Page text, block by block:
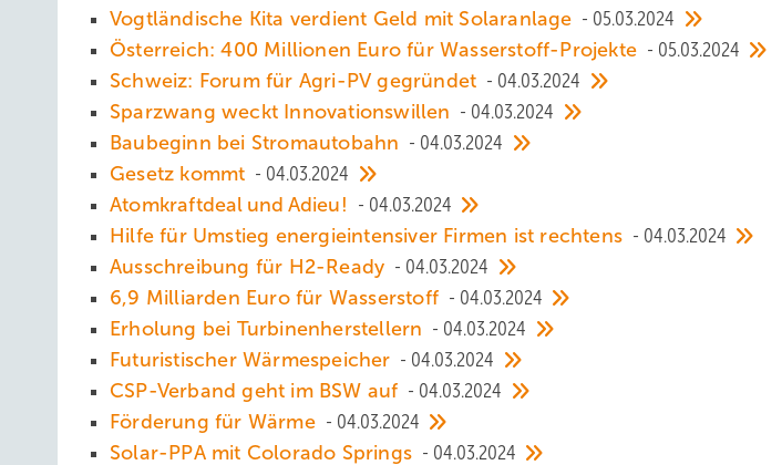
Vogtländische Kita verdient Geld mit Solaranlage
05.03.2024
Österreich: 400 Millionen Euro für Wasserstoff-Projekte
05.03.2024
Schweiz: Forum für Agri-PV gegründet
04.03.2024
Sparzwang weckt Innovationswillen
04.03.2024
Baubeginn bei Stromautobahn
04.03.2024
Gesetz kommt
04.03.2024
Atomkraftdeal und Adieu!
04.03.2024
Hilfe für Umstieg energieintensiver Firmen ist rechtens
04.03.2024
Ausschreibung für H2-Ready
04.03.2024
6,9 Milliarden Euro für Wasserstoff
04.03.2024
Erholung bei Turbinenherstellern
04.03.2024
Futuristischer Wärmespeicher
04.03.2024
CSP-Verband geht im BSW auf
04.03.2024
Förderung für Wärme
04.03.2024
Solar-PPA mit Colorado Springs
04.03.2024